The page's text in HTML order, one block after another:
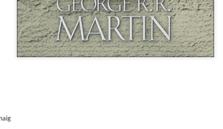
Presentació de Los
orígenes de la revista
Spirou a la llibreria El
Soterrani
Si voleu descobrir els secrets de la
revista Spirou, teniu una oportunitat
sobre els continguts del llibre. Segur
SEP
25
Club de lectura de
còmics: tardor 2025
Tenim a tocar el darrer
trimestre de l'any i això vol dir
lectures per als mesos d'octubre,
novembre i desembre.
que s'emet cada divendres, de la mà d'en Pau Moratalla, coresponsable